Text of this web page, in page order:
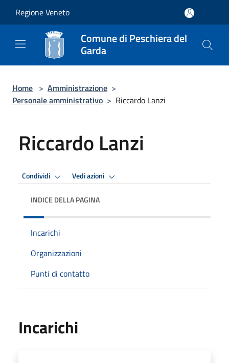
Regione Veneto
Comune di Peschiera del
Garda
Home > Amministrazione >
Personale amministrativo > Riccardo Lanzi
Riccardo Lanzi
Condividi Vedi azioni
INDICE DELLA PAGINA
Incarichi
Organizzazioni
Punti di contatto
Incarichi